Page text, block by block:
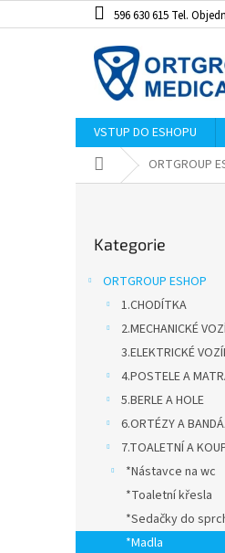
na
596 630 615 Tel.
VSTUP DO ESHOPU
Domů ORTGROUP
kategorie
Kategorie
ORTGROUP ESHOP
1.CHODÍTKA
2.MECHANICKÉ
3.ELEKTRICKÉ
4.POSTELE A
5.BERLE A HOLE
6.ORTÉZY A
7.TOALETNÍ A
*Nástavce na wc
*Toaletní křesla
*Sedačky do
*Madla